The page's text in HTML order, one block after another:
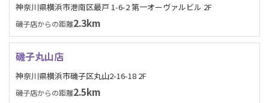
神奈川県横浜市港南区最戸 1-6-2 第一オーヴァルビル 2F
磯子店からの距離2.3km
磯子丸山店
神奈川県横浜市磯子区丸山2-16-18 2F
磯子店からの距離2.5km